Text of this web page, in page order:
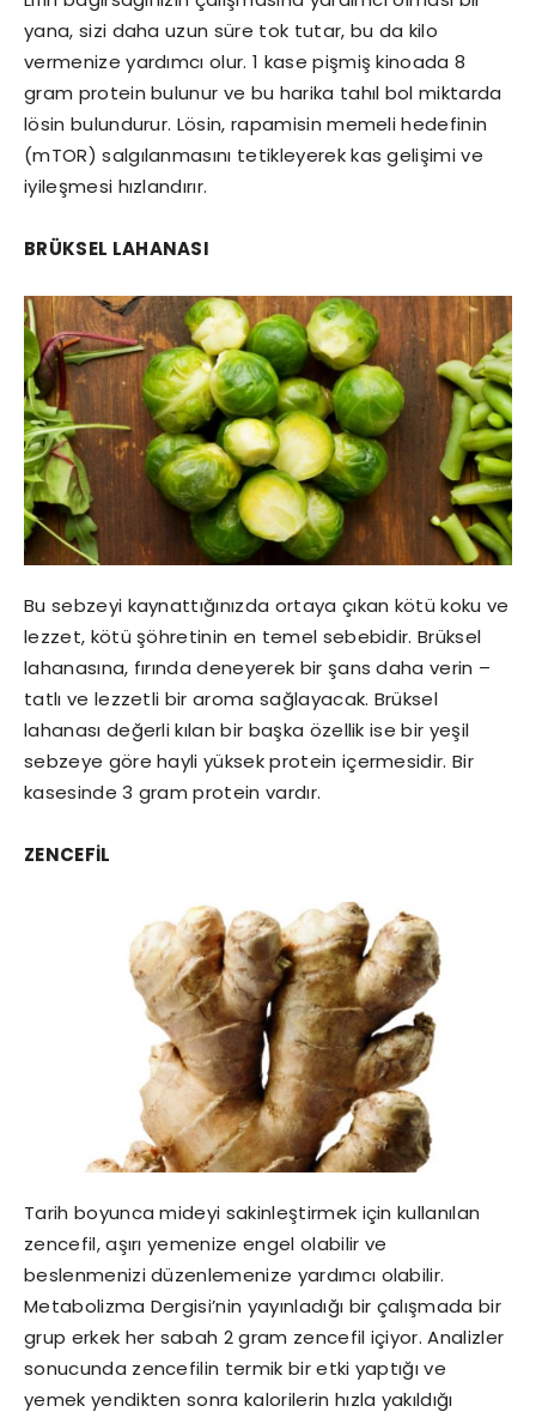
yana, sizi daha uzun süre tok tutar, bu da kilo
vermenize yardımcı olur. 1 kase pişmiş kinoada 8
gram protein bulunur ve bu harika tahıl bol miktarda
lösin bulundurur. Lösin, rapamisin memeli hedefinin
(mTOR) salgılanmasını tetikleyerek kas gelişimi ve
iyileşmesi hızlandırır.
BRÜKSEL LAHANASI
Bu sebzeyi kaynattığınızda ortaya çıkan kötü koku ve
lezzet, kötü şöhretinin en temel sebebidir. Brüksel
lahanasına, fırında deneyerek bir şans daha verin –
tatlı ve lezzetli bir aroma sağlayacak. Brüksel
lahanası değerli kılan bir başka özellik ise bir yeşil
sebzeye göre hayli yüksek protein içermesidir. Bir
kasesinde 3 gram protein vardır.
ZENCEFİL
Tarih boyunca mideyi sakinleştirmek için kullanılan
zencefil, aşırı yemenize engel olabilir ve
beslenmenizi düzenlemenize yardımcı olabilir.
Metabolizma Dergisi’nin yayınladığı bir çalışmada bir
grup erkek her sabah 2 gram zencefil içiyor. Analizler
sonucunda zencefilin termik bir etki yaptığı ve
yemek yendikten sonra kalorilerin hızla yakıldığı